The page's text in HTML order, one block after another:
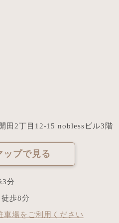
田2丁目12-15 noblessビル3階
ップで見る
3分
歩8分
車場をご利用ください